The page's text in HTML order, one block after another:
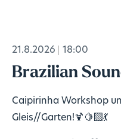
21.8.2026 18:00
Brazilian
Caipirinha Workshop
Gleis//Garten!🍹🍋‍🟩💃